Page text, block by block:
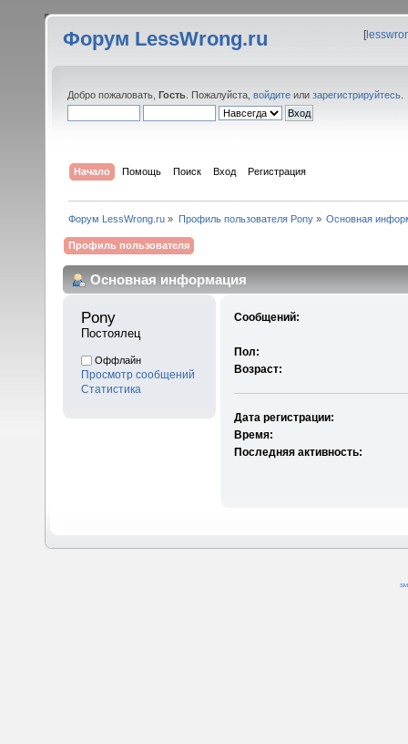
Форум LessWrong.ru [
Добро пожаловать, Гость . Пожалуйста, войдите или зарегистрируйтесь
Начало Помощь Поиск Вход Регистрация
Форум LessWrong.ru » Профиль пользователя Pony» Основная
Профиль пользователя
Основная информация
Pony
Постоялец
Оффлайн
Просмотр сообщений
Статистика
Сообщений:
Пол:
Возраст:
Дата регистрации:
Время:
Последняя активность: